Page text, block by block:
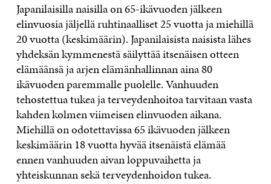
Japanilaisilla naisilla on 65-ikävuoden jälkeen
elinvuosia jäljellä ruhtinaalliset 25 vuotta ja miehillä
20 vuotta (keskimäärin). Japanilaisista naisista lähes
yhdeksän kymmenestä säilyttää itsenäisen otteen
elämäänsä ja arjen elämänhallinnan aina 80
ikävuoden paremmalle puolelle. Vanhuuden
tehostettua tukea ja terveydenhoitoa tarvitaan vasta
kahden kolmen viimeisen elinvuoden aikana.
Miehillä on odotettavissa 65 ikävuoden jälkeen
keskimäärin 18 vuotta hyvää itsenäistä elämää
ennen vanhuuden aivan loppuvaihetta ja
yhteiskunnan sekä terveydenhoidon tukea.